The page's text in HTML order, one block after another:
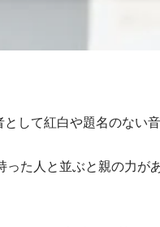
して紅白や題名のない
た人と並ぶと親の力が